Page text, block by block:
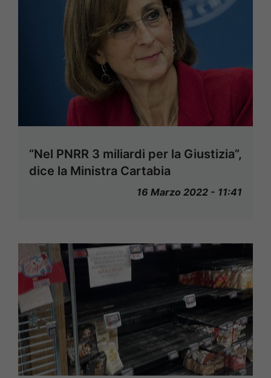
“Nel PNRR 3 miliardi per la Giustizia”,
dice la Ministra Cartabia
16 Marzo 2022 - 11:41